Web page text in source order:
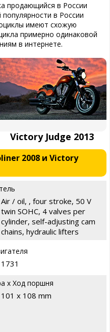
продающийся в России
в России
имеют схожую
примерно одинаковой
в интернете.
Victory Judge 2013
2008 и Victory
Air / oil, , four stroke, 50 V
twin SOHC, 4 valves per
cylinder, self-adjusting cam
chains, hydraulic lifters
1731
х Ход поршня
101 x 108 mm